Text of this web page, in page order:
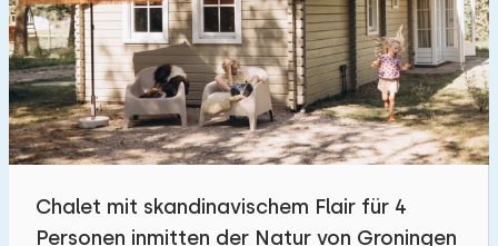
Chalet mit skandinavischem Flair für 4
Personen inmitten der Natur von Groningen